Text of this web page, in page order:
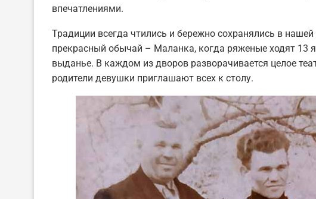
впечатлениями.
Традиции всегда чтились и бережно сохранялись в
прекрасный обычай – Маланка, когда ряженые ходят 13
выданье. В каждом из дворов разворачивается целое
родители девушки приглашают всех к столу.